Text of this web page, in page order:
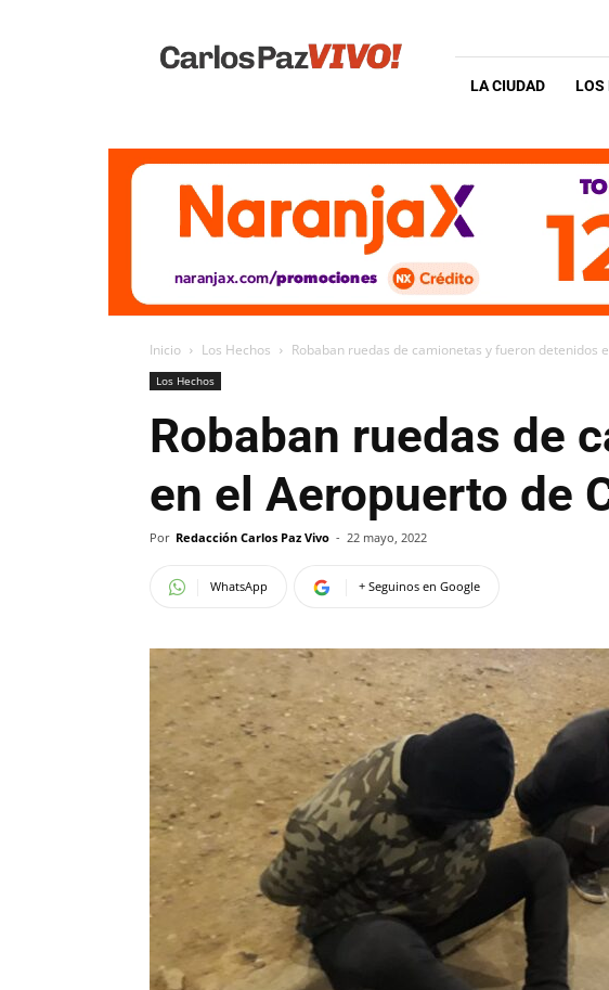
Vivo
LA CIUDAD LOS
Inicio Los Hechos Robaban ruedas de camionetas y fueron detenidos
Los Hechos
Robaban ruedas de
en el Aeropuerto de
Por Redacción Carlos Paz Vivo - 22 mayo, 2022
WhatsApp + Seguinos en Google